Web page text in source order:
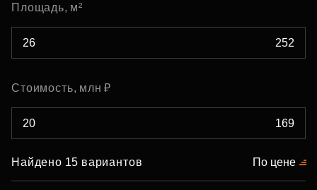
Площадь, м²
Стоимость, млн ₽
Найдено 15 вариантов По цене